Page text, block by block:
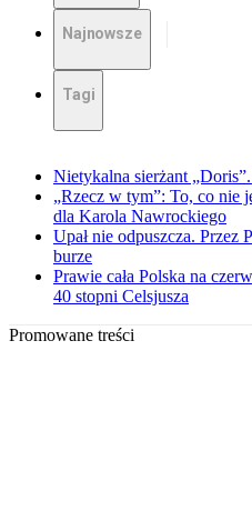
Najnowsze
Tagi
Nietykalna sierżant
„Rzecz w tym”: To, co nie
dla Karola Nawrockiego
Upał nie odpuszcza. Przez
burze
Prawie cała Polska na
40 stopni Celsjusza
Promowane treści